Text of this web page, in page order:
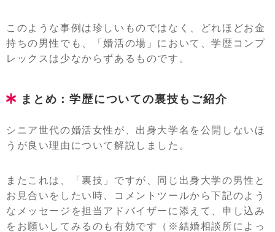
このような事例は珍しいものではなく、どれほどお金
持ちの男性でも、「婚活の場」において、学歴コンプ
レックスは少なからずあるものです。
まとめ：学歴についての裏技もご紹介
シニア世代の婚活女性が、出身大学名を公開しないほ
うが良い理由について解説しました。
またこれは、「裏技」ですが、同じ出身大学の男性と
お見合いをしたい時、コメントツールから下記のよう
なメッセージを担当アドバイザーに添えて、申し込み
をお願いしてみるのも有効です（※結婚相談所によっ